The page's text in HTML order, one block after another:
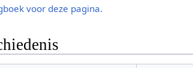
voor deze pagina.